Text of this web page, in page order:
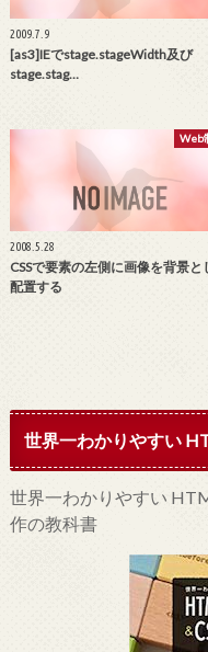
2009.7.9
[as3]IEでstage.stageWidth及び
stage.stag…
Web
2008.5.28
CSSで要素の左側に画像を背景と
配置する
世界一わかりやすい
世界一わかりやすい
作の教科書